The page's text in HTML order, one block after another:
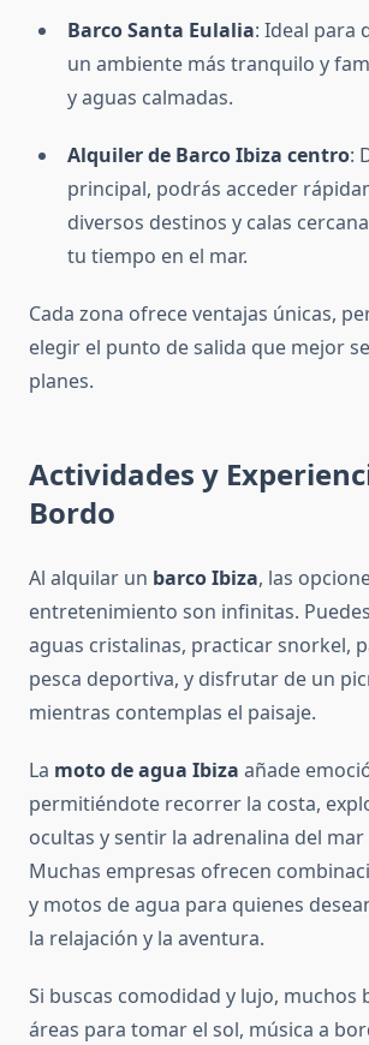
Barco Santa Eulalia: Ideal para
un ambiente más tranquilo y
y aguas calmadas.
Alquiler de Barco Ibiza centro:
principal, podrás acceder
diversos destinos y calas
tu tiempo en el mar.
Cada zona ofrece ventajas únicas,
elegir el punto de salida que mejor
planes.
Actividades y
Bordo
Al alquilar un barco Ibiza, las
entretenimiento son infinitas.
aguas cristalinas, practicar snorkel,
pesca deportiva, y disfrutar de un
mientras contemplas el paisaje.
La moto de agua Ibiza añade
permitiéndote recorrer la costa,
ocultas y sentir la adrenalina del
Muchas empresas ofrecen
y motos de agua para quienes
la relajación y la aventura.
Si buscas comodidad y lujo, muchos
áreas para tomar el sol, música a